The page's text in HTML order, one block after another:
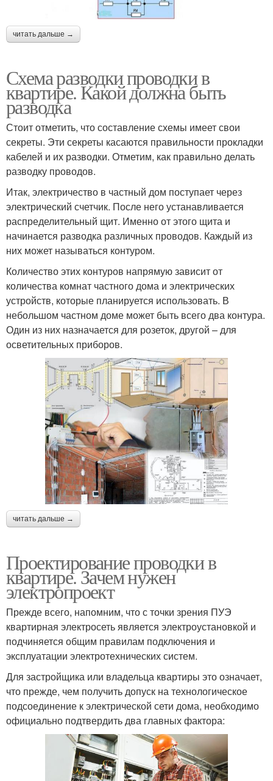
читать дальше →
Схема разводки проводки в
квартире. Какой должна быть
разводка
Стоит отметить, что составление схемы имеет свои
секреты. Эти секреты касаются правильности прокладки
кабелей и их разводки. Отметим, как правильно делать
разводку проводов.
Итак, электричество в частный дом поступает через
электрический счетчик. После него устанавливается
распределительный щит. Именно от этого щита и
начинается разводка различных проводов. Каждый из
них может называться контуром.
Количество этих контуров напрямую зависит от
количества комнат частного дома и электрических
устройств, которые планируется использовать. В
небольшом частном доме может быть всего два контура.
Один из них назначается для розеток, другой – для
осветительных приборов.
читать дальше →
Проектирование проводки в
квартире. Зачем нужен
электропроект
Прежде всего, напомним, что с точки зрения ПУЭ
квартирная электросеть является электроустановкой и
подчиняется общим правилам подключения и
эксплуатации электротехнических систем.
Для застройщика или владельца квартиры это означает,
что прежде, чем получить допуск на технологическое
подсоединение к электрической сети дома, необходимо
официально подтвердить два главных фактора: